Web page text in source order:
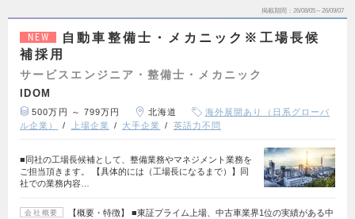
掲載期間 26/08/05～26/09/07
NEW
自動車整備士・メカニック※工場長候
補採用
サービスエンジニア・整備士・メカニック
IDOM
500万円 ～ 799万円 北海道
海外展開あり（日系グローバ
ル企業）
上場企業 大手企業 英語力不問
■同社の工場長候補として、整備業務やマネジメント業務を
ご担当頂きます。 【具体的には（工場長になるまで）】同
社での業務内容…
会社概要
【概要・特徴】 ■東証プライム上場、中古車業界1位の実績がある中